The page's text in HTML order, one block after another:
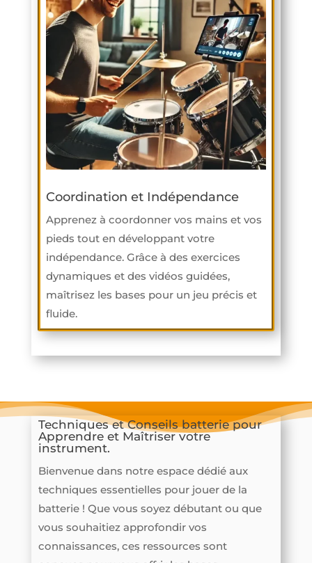
Coordination et Indépendance
Apprenez à coordonner vos mains et vos
pieds tout en développant votre
indépendance. Grâce à des exercices
dynamiques et des vidéos guidées,
maîtrisez les bases pour un jeu précis et
fluide.
Techniques et Conseils batterie pour
Apprendre et Maîtriser votre
instrument.
Bienvenue dans notre espace dédié aux
techniques essentielles pour jouer de la
batterie ! Que vous soyez débutant ou que
vous souhaitiez approfondir vos
connaissances, ces ressources sont